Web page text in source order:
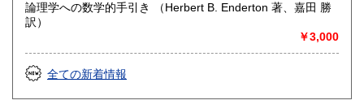
論理学への数学的手引き （Herbert B. Enderton 著、嘉田 勝
訳）
￥3,000
全ての新着情報